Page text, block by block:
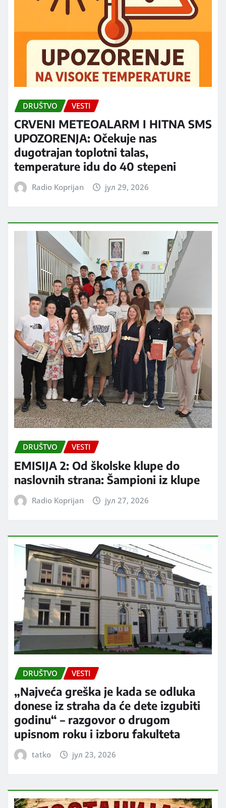
DRUŠTVO VESTI
CRVENI METEOALARM I HITNA SMS
UPOZORENJA: Očekuje nas
dugotrajan toplotni talas,
temperature idu do 40 stepeni
Radio Koprijan јул 29, 2026
DRUŠTVO VESTI
EMISIJA 2: Od školske klupe do
naslovnih strana: Šampioni iz klupe
Radio Koprijan јул 27, 2026
DRUŠTVO VESTI
„Najveća greška je kada se odluka
donese iz straha da će dete izgubiti
godinu“ – razgovor o drugom
upisnom roku i izboru fakulteta
tatko јул 23, 2026